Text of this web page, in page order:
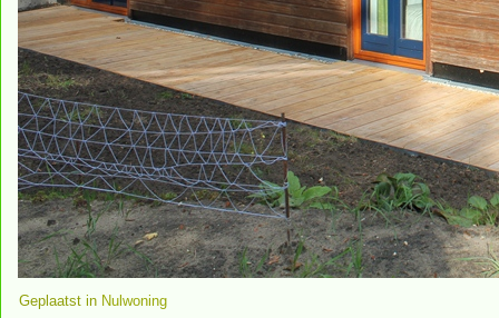
Geplaatst in Nulwoning